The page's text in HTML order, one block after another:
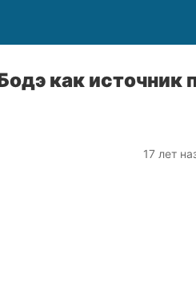
как источник
17 лет